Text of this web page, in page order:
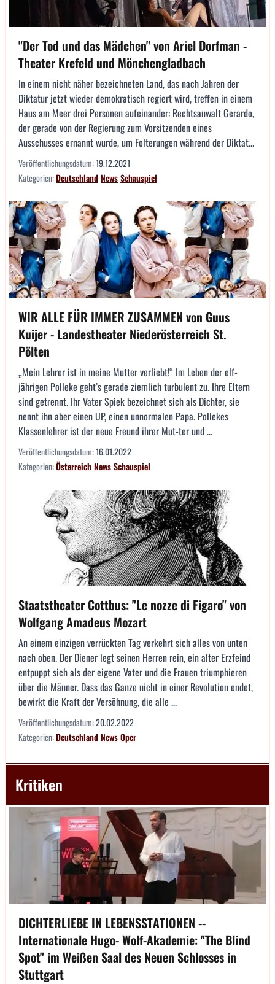
"Der Tod und das Mädchen" von Ariel Dorfman -
Theater Krefeld und Mönchengladbach
In einem nicht näher bezeichneten Land, das nach Jahren der
Diktatur jetzt wieder demokratisch regiert wird, treffen in einem
Haus am Meer drei Personen aufeinander: Rechtsanwalt Gerardo,
der gerade von der Regierung zum Vorsitzenden eines
Ausschusses ernannt wurde, um Folterungen während der Diktat...
Veröffentlichungsdatum:19.12.2021
Kategorien:DeutschlandNewsSchauspiel
WIR ALLE FÜR IMMER ZUSAMMEN von Guus
Kuijer - Landestheater Niederösterreich St.
Pölten
„Mein Lehrer ist in meine Mutter verliebt!“ Im Leben der elf­
jährigen Polleke geht’s gerade ziemlich turbulent zu. Ihre Eltern
sind getrennt. Ihr Vater Spiek bezeichnet sich als Dichter, sie
nennt ihn aber einen UP, einen unnormalen Papa. Pollekes
Klassenlehrer ist der neue Freund ihrer Mut-ter und ...
Veröffentlichungsdatum:16.01.2022
Kategorien:ÖsterreichNewsSchauspiel
Staatstheater Cottbus: "Le nozze di Figaro" von
Wolfgang Amadeus Mozart
An einem einzigen verrückten Tag verkehrt sich alles von unten
nach oben. Der Diener legt seinen Herren rein, ein alter Erzfeind
entpuppt sich als der eigene Vater und die Frauen triumphieren
über die Männer. Dass das Ganze nicht in einer Revolution endet,
bewirkt die Kraft der Versöhnung, die alle ...
Veröffentlichungsdatum:20.02.2022
Kategorien:DeutschlandNewsOper
Kritiken
DICHTERLIEBE IN LEBENSSTATIONEN --
Internationale Hugo- Wolf-Akademie: "The Blind
Spot" im Weißen Saal des Neuen Schlosses in
Stuttgart